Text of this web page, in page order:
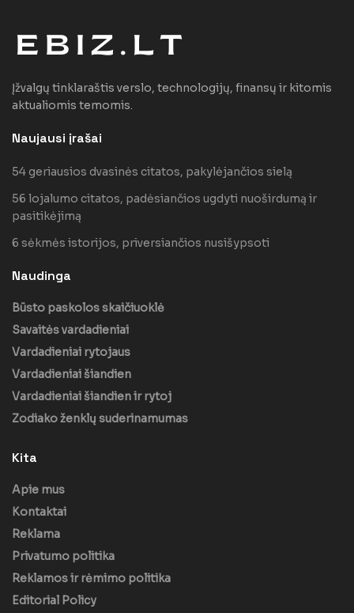
Įžvalgų tinklaraštis verslo, technologijų, finansų ir kitomis
aktualiomis temomis.
Naujausi įrašai
54 geriausios dvasinės citatos, pakylėjančios sielą
56 lojalumo citatos, padėsiančios ugdyti nuoširdumą ir
pasitikėjimą
6 sėkmės istorijos, priversiančios nusišypsoti
Naudinga
Būsto paskolos skaičiuoklė
Savaitės vardadieniai
Vardadieniai rytojaus
Vardadieniai šiandien
Vardadieniai šiandien ir rytoj
Zodiako ženklų suderinamumas
Kita
Apie mus
Kontaktai
Reklama
Privatumo politika
Reklamos ir rėmimo politika
Editorial Policy